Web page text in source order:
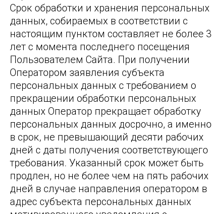
Срок обработки и хранения персональных
данных, собираемых в соответствии с
настоящим пунктом составляет не более 3
лет с момента последнего посещения
Пользователем Сайта. При получении
Оператором заявления субъекта
персональных данных с требованием о
прекращении обработки персональных
данных Оператор прекращает обработку
персональных данных досрочно, а именно
в срок, не превышающий десяти рабочих
дней с даты получения соответствующего
требования. Указанный срок может быть
продлен, но не более чем на пять рабочих
дней в случае направления оператором в
адрес субъекта персональных данных